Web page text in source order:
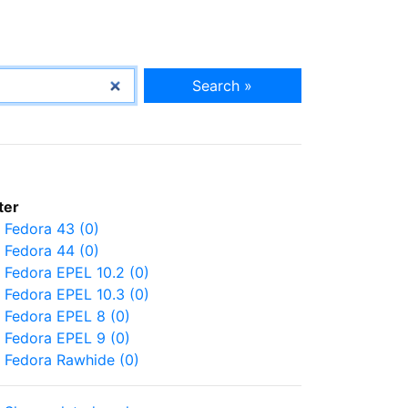
Search »
Fedora 43 (0)
Fedora 44 (0)
Fedora EPEL 10.2 (0)
Fedora EPEL 10.3 (0)
Fedora EPEL 8 (0)
Fedora EPEL 9 (0)
Fedora Rawhide (0)